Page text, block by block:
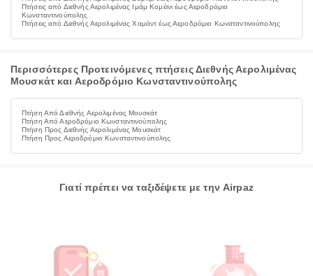
Πτήσεις από Διεθνής Αερολιμένας Ιμάμ Κομέινι έως Αεροδρόμιο
Κωνσταντινούπολης
Πτήσεις από Διεθνής Αερολιμένας Χαμάντ έως Αεροδρόμιο Κωνσταντινούπολης
Περισσότερες Προτεινόμενες πτήσεις Διεθνής Αερολιμένας
Μουσκάτ και Αεροδρόμιο Κωνσταντινούπολης
Πτήση Από Διεθνής Αερολιμένας Μουσκάτ
Πτήση Από Αεροδρόμιο Κωνσταντινούπολης
Πτήση Προς Διεθνής Αερολιμένας Μουσκάτ
Πτήση Προς Αεροδρόμιο Κωνσταντινούπολης
Γιατί πρέπει να ταξιδέψετε με την Airpaz